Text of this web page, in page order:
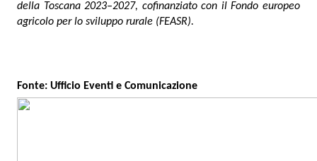
della Toscana 2023–2027, cofinanziato con il Fondo europeo
agricolo per lo sviluppo rurale (FEASR).
Fonte: Ufficio Eventi e Comunicazione